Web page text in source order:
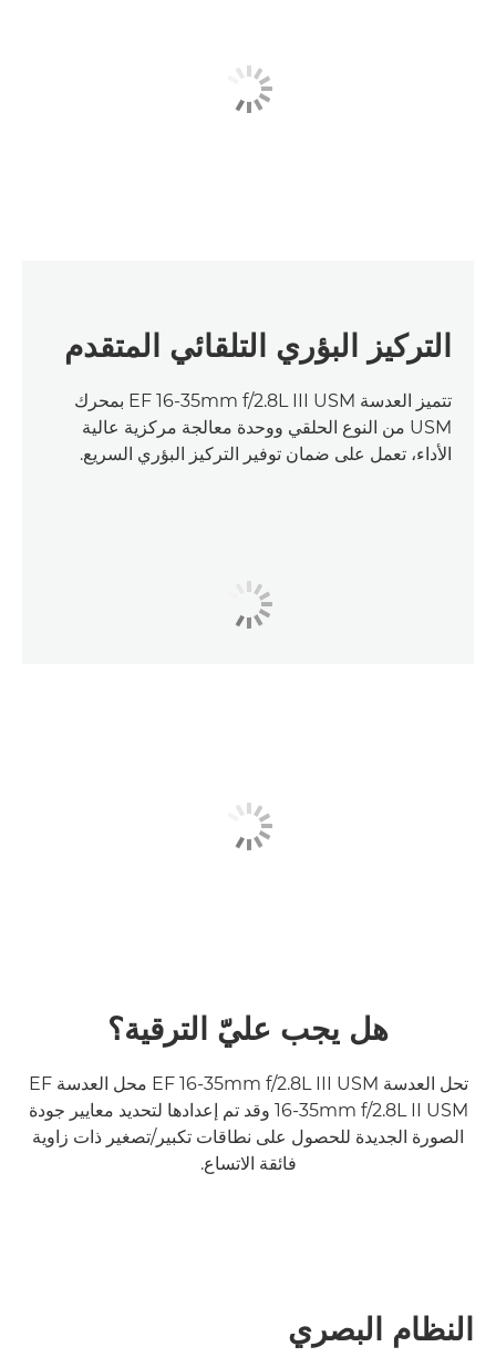
التركيز البؤري التلقائي المتقدم
تتميز العدسة EF 16-35mm f/2.8L III USM بمحرك
USM من النوع الحلقي ووحدة معالجة مركزية عالية
الأداء، تعمل على ضمان توفير التركيز البؤري السريع.
هل يجب عليّ الترقية؟
تحل العدسة EF 16-35mm f/2.8L III USM محل العدسة EF
16-35mm f/2.8L II USM وقد تم إعدادها لتحديد معايير جودة
الصورة الجديدة للحصول على نطاقات تكبير/تصغير ذات زاوية
فائقة الاتساع.
النظام البصري